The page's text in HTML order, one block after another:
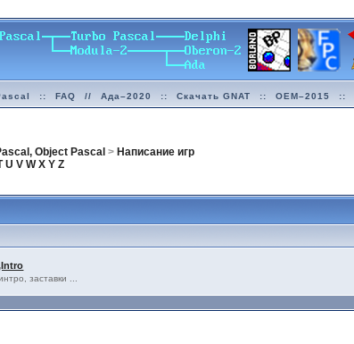
:: FAQ // Ада–2020 :: Скачать GNAT :: OEM–2015 ::
Object Pascal > Написание игр
U V W X Y Z
заставки ...